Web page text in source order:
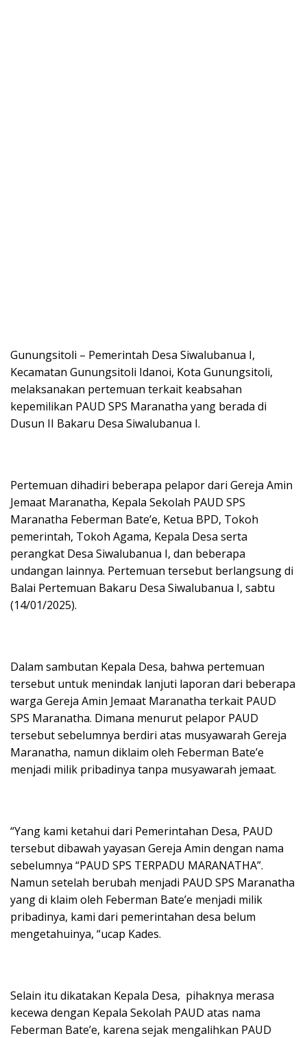
Gunungsitoli – Pemerintah Desa Siwalubanua I,
Kecamatan Gunungsitoli Idanoi, Kota Gunungsitoli,
melaksanakan pertemuan terkait keabsahan
kepemilikan PAUD SPS Maranatha yang berada di
Dusun II Bakaru Desa Siwalubanua I.
Pertemuan dihadiri beberapa pelapor dari Gereja Amin
Jemaat Maranatha, Kepala Sekolah PAUD SPS
Maranatha Feberman Bate’e, Ketua BPD, Tokoh
pemerintah, Tokoh Agama, Kepala Desa serta
perangkat Desa Siwalubanua I, dan beberapa
undangan lainnya. Pertemuan tersebut berlangsung di
Balai Pertemuan Bakaru Desa Siwalubanua I, sabtu
(14/01/2025).
Dalam sambutan Kepala Desa, bahwa pertemuan
tersebut untuk menindak lanjuti laporan dari beberapa
warga Gereja Amin Jemaat Maranatha terkait PAUD
SPS Maranatha. Dimana menurut pelapor PAUD
tersebut sebelumnya berdiri atas musyawarah Gereja
Maranatha, namun diklaim oleh Feberman Bate’e
menjadi milik pribadinya tanpa musyawarah jemaat.
“Yang kami ketahui dari Pemerintahan Desa, PAUD
tersebut dibawah yayasan Gereja Amin dengan nama
sebelumnya “PAUD SPS TERPADU MARANATHA”.
Namun setelah berubah menjadi PAUD SPS Maranatha
yang di klaim oleh Feberman Bate’e menjadi milik
pribadinya, kami dari pemerintahan desa belum
mengetahuinya, “ucap Kades.
Selain itu dikatakan Kepala Desa, pihaknya merasa
kecewa dengan Kepala Sekolah PAUD atas nama
Feberman Bate’e, karena sejak mengalihkan PAUD